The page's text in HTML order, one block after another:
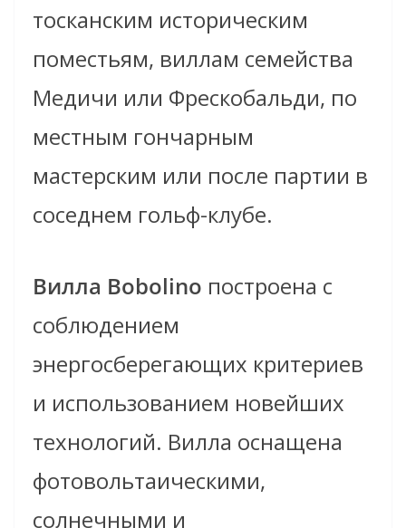
тосканским историческим
поместьям, виллам семейства
Медичи или Фрескобальди, по
местным гончарным
мастерским или после партии в
соседнем гольф-клубе.
Вилла Bobolino построена с
соблюдением
энергосберегающих критериев
и использованием новейших
технологий. Вилла оснащена
фотовольтаическими,
солнечными и